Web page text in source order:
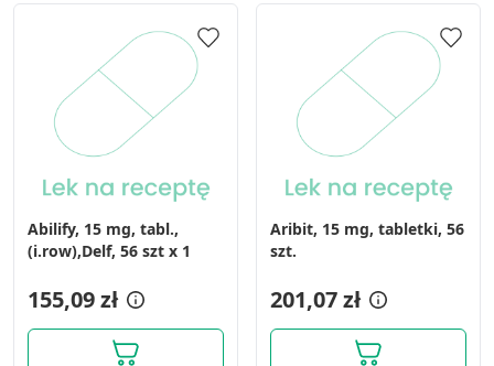
Abilify, 15 mg, tabl.,
(i.row),Delf, 56 szt x 1
155,09 zł
Aribit, 15 mg, tabletki, 56
szt.
201,07 zł